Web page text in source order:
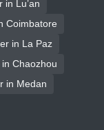
Lu’an
in La Paz
Chaozhou
Medan